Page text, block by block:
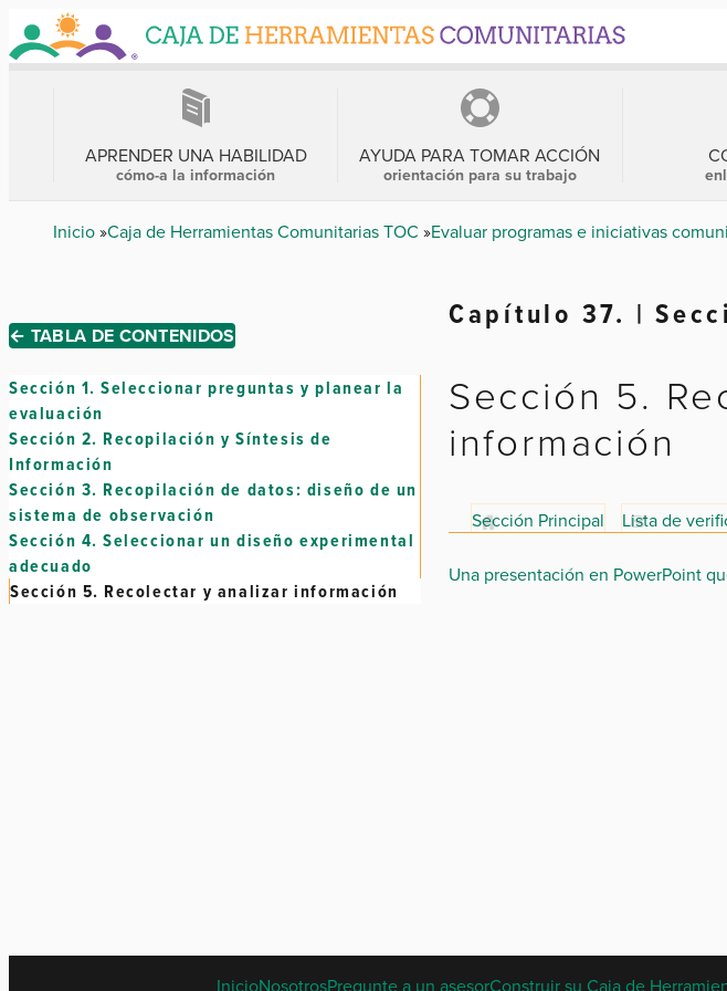
Skip
to
main
APRENDER UNA HABILIDAD
cómo-a la información
AYUDA PARA TOMAR ACCIÓN
orientación para su trabajo
Breadcrumb
Inicio Caja de Herramientas Comunitarias TOC Evaluar programas e iniciativas
← TABLA DE CONTENIDOS
Sección 1. Seleccionar preguntas y planear la
evaluación
Sección 2. Recopilación y Síntesis de
Información
Sección 3. Recopilación de datos: diseño de un
sistema de observación
Sección 4. Seleccionar un diseño experimental
adecuado
Sección 5. Recolectar y analizar información
Capítulo 37. |
Sección 5.
información
Sección Principal Lista de
Una presentación en PowerPoint
InicioNosotrosPregunte a un asesorConstruir su Caja de